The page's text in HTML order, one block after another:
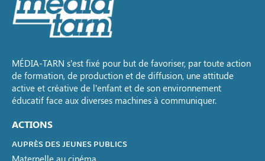
MÉDIA-TARN s’est fixé pour but de favoriser, par toute action
de formation, de production et de diffusion, une attitude
active et créative de l’enfant et de son environnement
éducatif face aux diverses machines à communiquer.
ACTIONS
AUPRÈS DES JEUNES PUBLICS
Maternelle au cinéma